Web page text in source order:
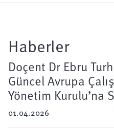
Haberler
Doçent Dr Ebru
Güncel Avrupa
Yönetim Kurulu’na
01.04.2026